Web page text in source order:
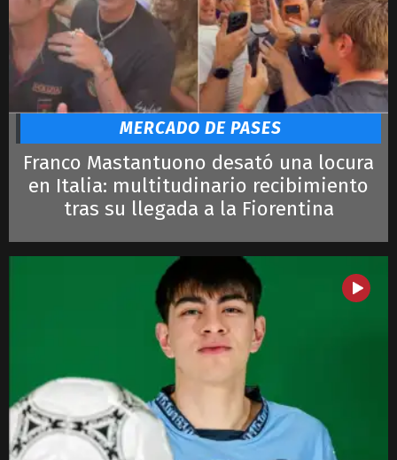
Alcaraz
Djokovic
Ronaldo
Lautaro
MERCADO DE PASES
Franco Mastantuono desató una locura
en Italia: multitudinario recibimiento
tras su llegada a la Fiorentina